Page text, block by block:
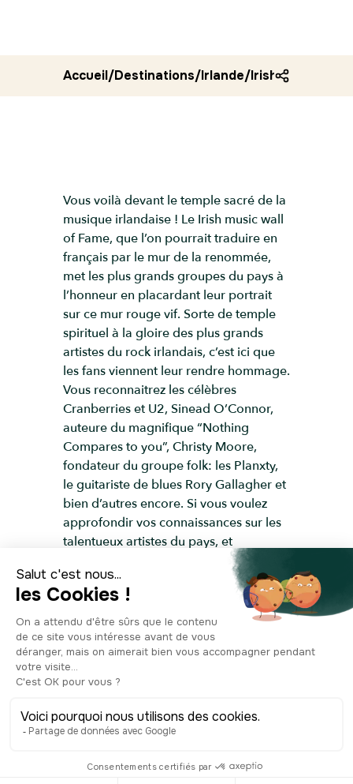
Accueil/Destinations/Irlande/Irish music
Vous voilà devant le temple sacré de la
musique irlandaise ! Le Irish music wall
of Fame, que l’on pourrait traduire en
français par le mur de la renommée,
met les plus grands groupes du pays à
l’honneur en placardant leur portrait
sur ce mur rouge vif. Sorte de temple
spirituel à la gloire des plus grands
artistes du rock irlandais, c’est ici que
les fans viennent leur rendre hommage.
Vous reconnaitrez les célèbres
Cranberries et U2, Sinead O’Connor,
auteure du magnifique “Nothing
Compares to you”, Christy Moore,
fondateur du groupe folk: les Planxty,
le guitariste de blues Rory Gallagher et
bien d’autres encore. Si vous voulez
approfondir vos connaissances sur les
talentueux artistes du pays, et
découvrir ou redécouvrir les plus
grands morceaux de la musique
irlandaise, ne manquez pas la visite de
l’Irish Rock n’Roll Museum Experience,
à l’intérieur du bâtiment.